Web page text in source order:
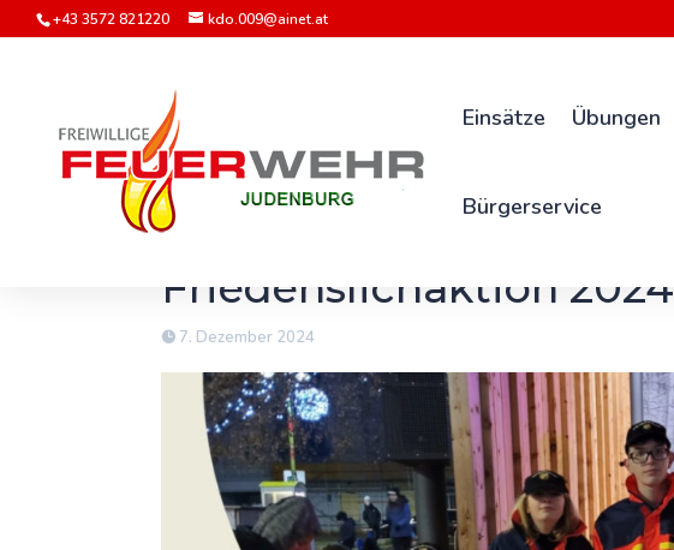
+43 3572 821220 kdo.009@ainet.at
Einsätze Übungen
Bürgerservice
Friedenslichaktion 2024
7. Dezember 2024